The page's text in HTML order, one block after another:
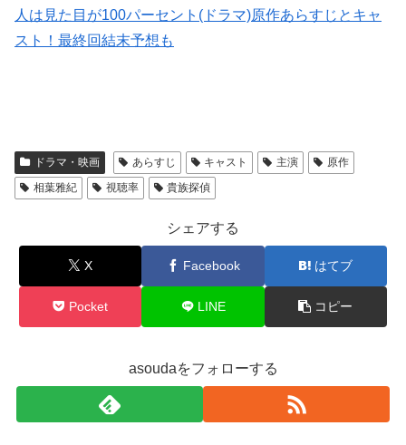
人は見た目が100パーセント(ドラマ)原作あらすじとキャ
スト！最終回結末予想も
ドラマ・映画 あらすじ キャスト 主演
原作
相葉雅紀
視聴率 貴族探偵
シェアする
X Facebook はてブ
Pocket LINE コピー
asoudaをフォローする